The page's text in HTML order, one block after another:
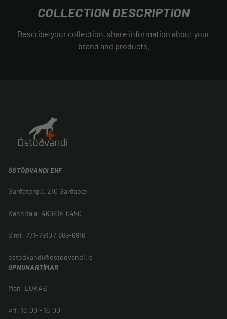
COLLECTION DESCRIPTION
Describe your collection, share information about your
brand and products.
ÓSTÖÐVANDI EHF
Garðatorg 3, 210 Garðabæ
Kennitala: 460618-0450
Sími: 771-7910 / 869-6916
ostodvandi@ostodvandi.is
OPNUNARTÍMAR
Mán: LOKAÐ
Þri: 13:00 - 16:00